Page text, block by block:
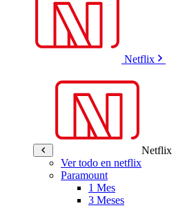
Netflix
Netflix
Ver todo en netflix
Paramount
1 Mes
3 Meses